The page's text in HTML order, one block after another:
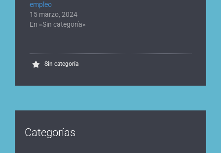
empleo
15 marzo, 2024
En «Sin categoría»
Sin categoría
Categorías